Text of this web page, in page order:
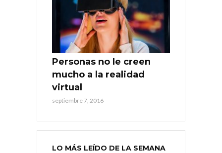
Personas no le creen
mucho a la realidad
virtual
septiembre 7, 2016
LO MÁS LEÍDO DE LA SEMANA